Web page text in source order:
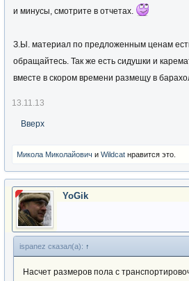
и минусы, смотрите в отчетах.
З.Ы. материал по предложенным ценам
обращайтесь. Так же есть сидушки и
вместе в скором времени размещу в
13.11.13
Вверх
Микола Миколайович и Wildcat нравится это.
YoGik
ispanez сказал(а): ↑
Насчет размеров пола с